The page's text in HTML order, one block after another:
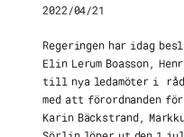
2022/04/21
Regeringen har idag
Elin Lerum Boasson,
till nya ledamöter i
med att förordnanden för
Karin Bäckstrand,